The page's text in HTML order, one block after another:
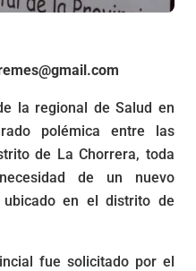
la regional de Salud en
polémica entre las
de La Chorrera, toda
de un nuevo
en el distrito de
fue solicitado por el